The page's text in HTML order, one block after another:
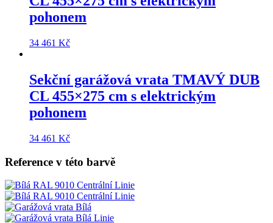
pohonem
34 461 Kč
Sekční garážová vrata TMAVÝ DUB
CL 455×275 cm s elektrickým
pohonem
34 461 Kč
Reference v této barvě